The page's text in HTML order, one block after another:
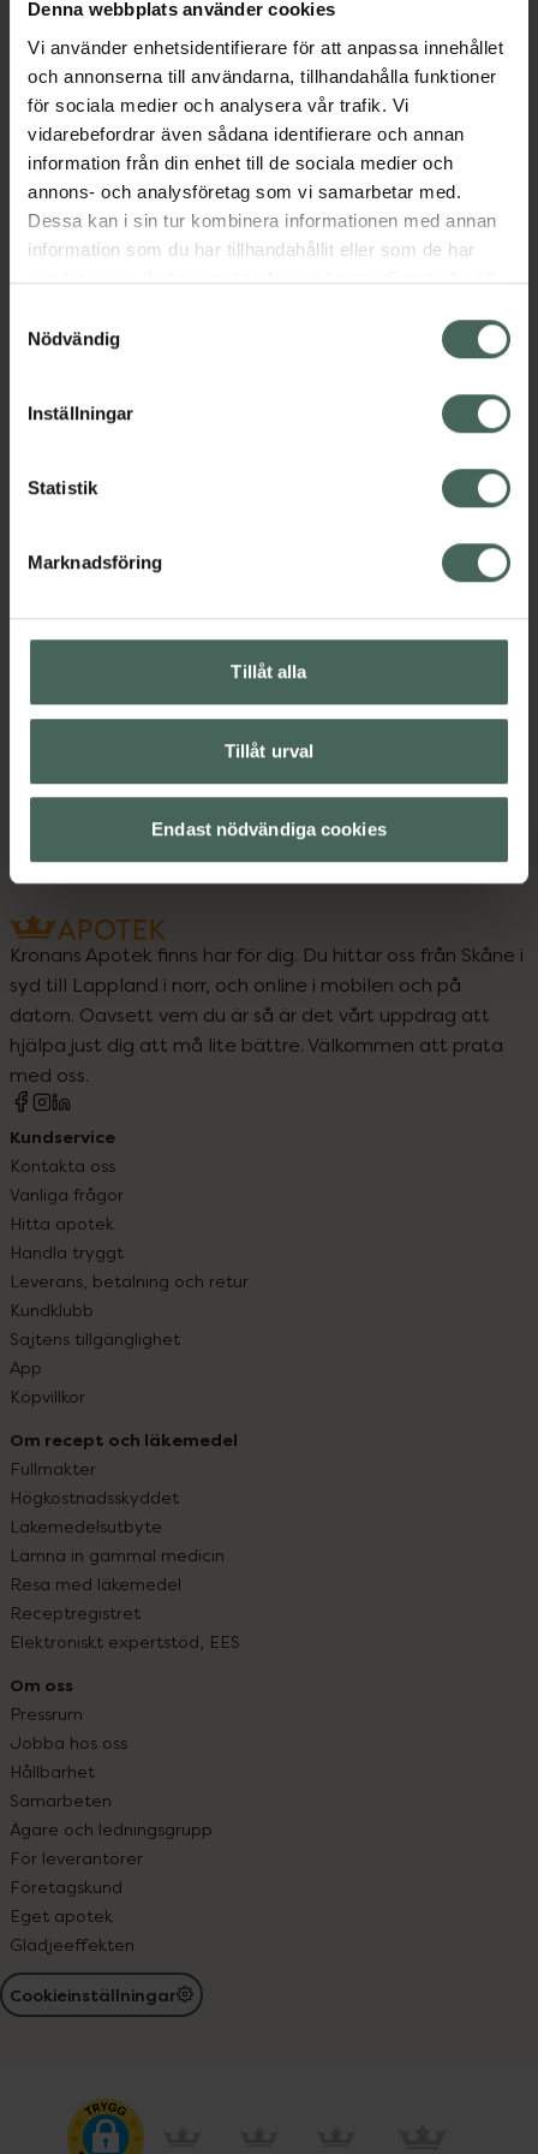
Denna webbplats använder cookies
Vi använder enhetsidentifierare för att anpassa innehållet
och annonserna till användarna, tillhandahålla funktioner
för sociala medier och analysera vår trafik. Vi
vidarebefordrar även sådana identifierare och annan
information från din enhet till de sociala medier och
annons- och analysföretag som vi samarbetar med.
Dessa kan i sin tur kombinera informationen med annan
information som du har tillhandahållit eller som de har
samlat in när du har använt deras tjänster. Samtycke till
återkalla ditt samtycke via webbplatsens
cookieinställningar. Ett återkallat samtycke påverkar inte
lagligheten av behandling som skett innan återkallelsen.
Nödvändig
Inställningar
Statistik
Marknadsföring
Tillåt alla
Tillåt urval
Endast nödvändiga cookies
Lunixen är avsett för vuxna och ungdomar
över 12 år. Det är viktigt att läsa bipacksedeln
noggrant före användning och att rådgöra
med läkare eller apotekspersonal om du är
osäker på hur du ska använda läkemedlet.
Jämförpris 7,68 kr/st
EAN:07090036440065
Kategorier:
Insomningsbesvär
Innehåll Visa
Instruktioner Visa
Bipacksedel från FASS Visa
Upptäck flera produkter inom
Sömn, stress och oro
Kronans Apotek finns här för dig. Du hittar oss från Skåne i
syd till Lappland i norr, och online i mobilen och på
datorn. Oavsett vem du är så är det vårt uppdrag att
hjälpa just dig att må lite bättre. Välkommen att prata
med oss.
Kundservice
Kontakta oss
Vanliga frågor
Hitta apotek
Handla tryggt
Leverans, betalning och retur
Kundklubb
Sajtens tillgänglighet
App
Köpvillkor
Om recept och läkemedel
Fullmakter
Högkostnadsskyddet
Läkemedelsutbyte
Lämna in gammal medicin
Resa med läkemedel
Receptregistret
Elektroniskt expertstöd, EES
Om oss
Pressrum
Jobba hos oss
Hållbarhet
Samarbeten
Ägare och ledningsgrupp
För leverantörer
Företagskund
Eget apotek
Glädjeeffekten
Cookieinställningar